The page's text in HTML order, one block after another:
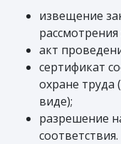
извещение
рассмотрения
акт
сертификат
охране
виде);
разрешение
соответствия.